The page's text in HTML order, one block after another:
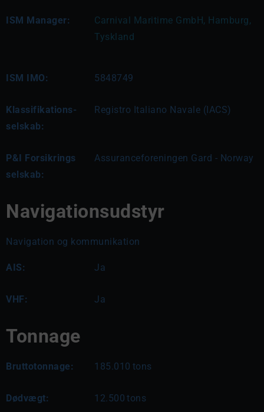
ISM Manager:
Carnival Maritime GmbH, Hamburg,
Tyskland
ISM IMO: 5848749
Klassifikations-
selskab:
Registro Italiano Navale (IACS)
P&I Forsikrings
selskab:
Assuranceforeningen Gard - Norway
Navigationsudstyr
Navigation og kommunikation
AIS: Ja
VHF: Ja
Tonnage
Bruttotonnage: 185.010 tons
Dødvægt: 12.500 tons